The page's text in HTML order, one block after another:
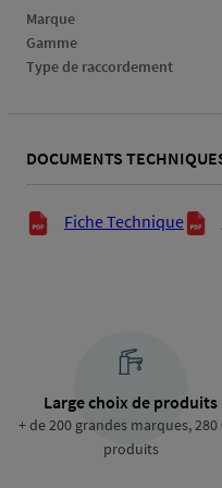
Marque
Gamme
Type de raccordement
DOCUMENTS
Documents techniques
Fiche Technique
Large choix de produits
+ de 200 grandes marques, 280
produits